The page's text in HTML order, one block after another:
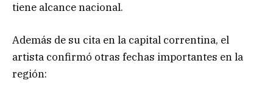
tiene alcance nacional.
Además de su cita en la capital correntina, el
artista confirmó otras fechas importantes en la
región: